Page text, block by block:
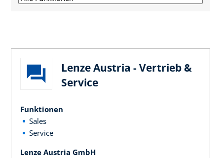
Lenze Austria - Vertrieb &
Service
Funktionen
Sales
Service
Lenze Austria GmbH